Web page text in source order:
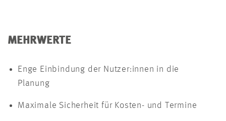
MEHRWERTE
Enge Einbindung der Nutzer:innen in die
Planung
Maximale Sicherheit für Kosten- und Termine